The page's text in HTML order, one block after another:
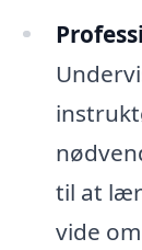
til at
vide